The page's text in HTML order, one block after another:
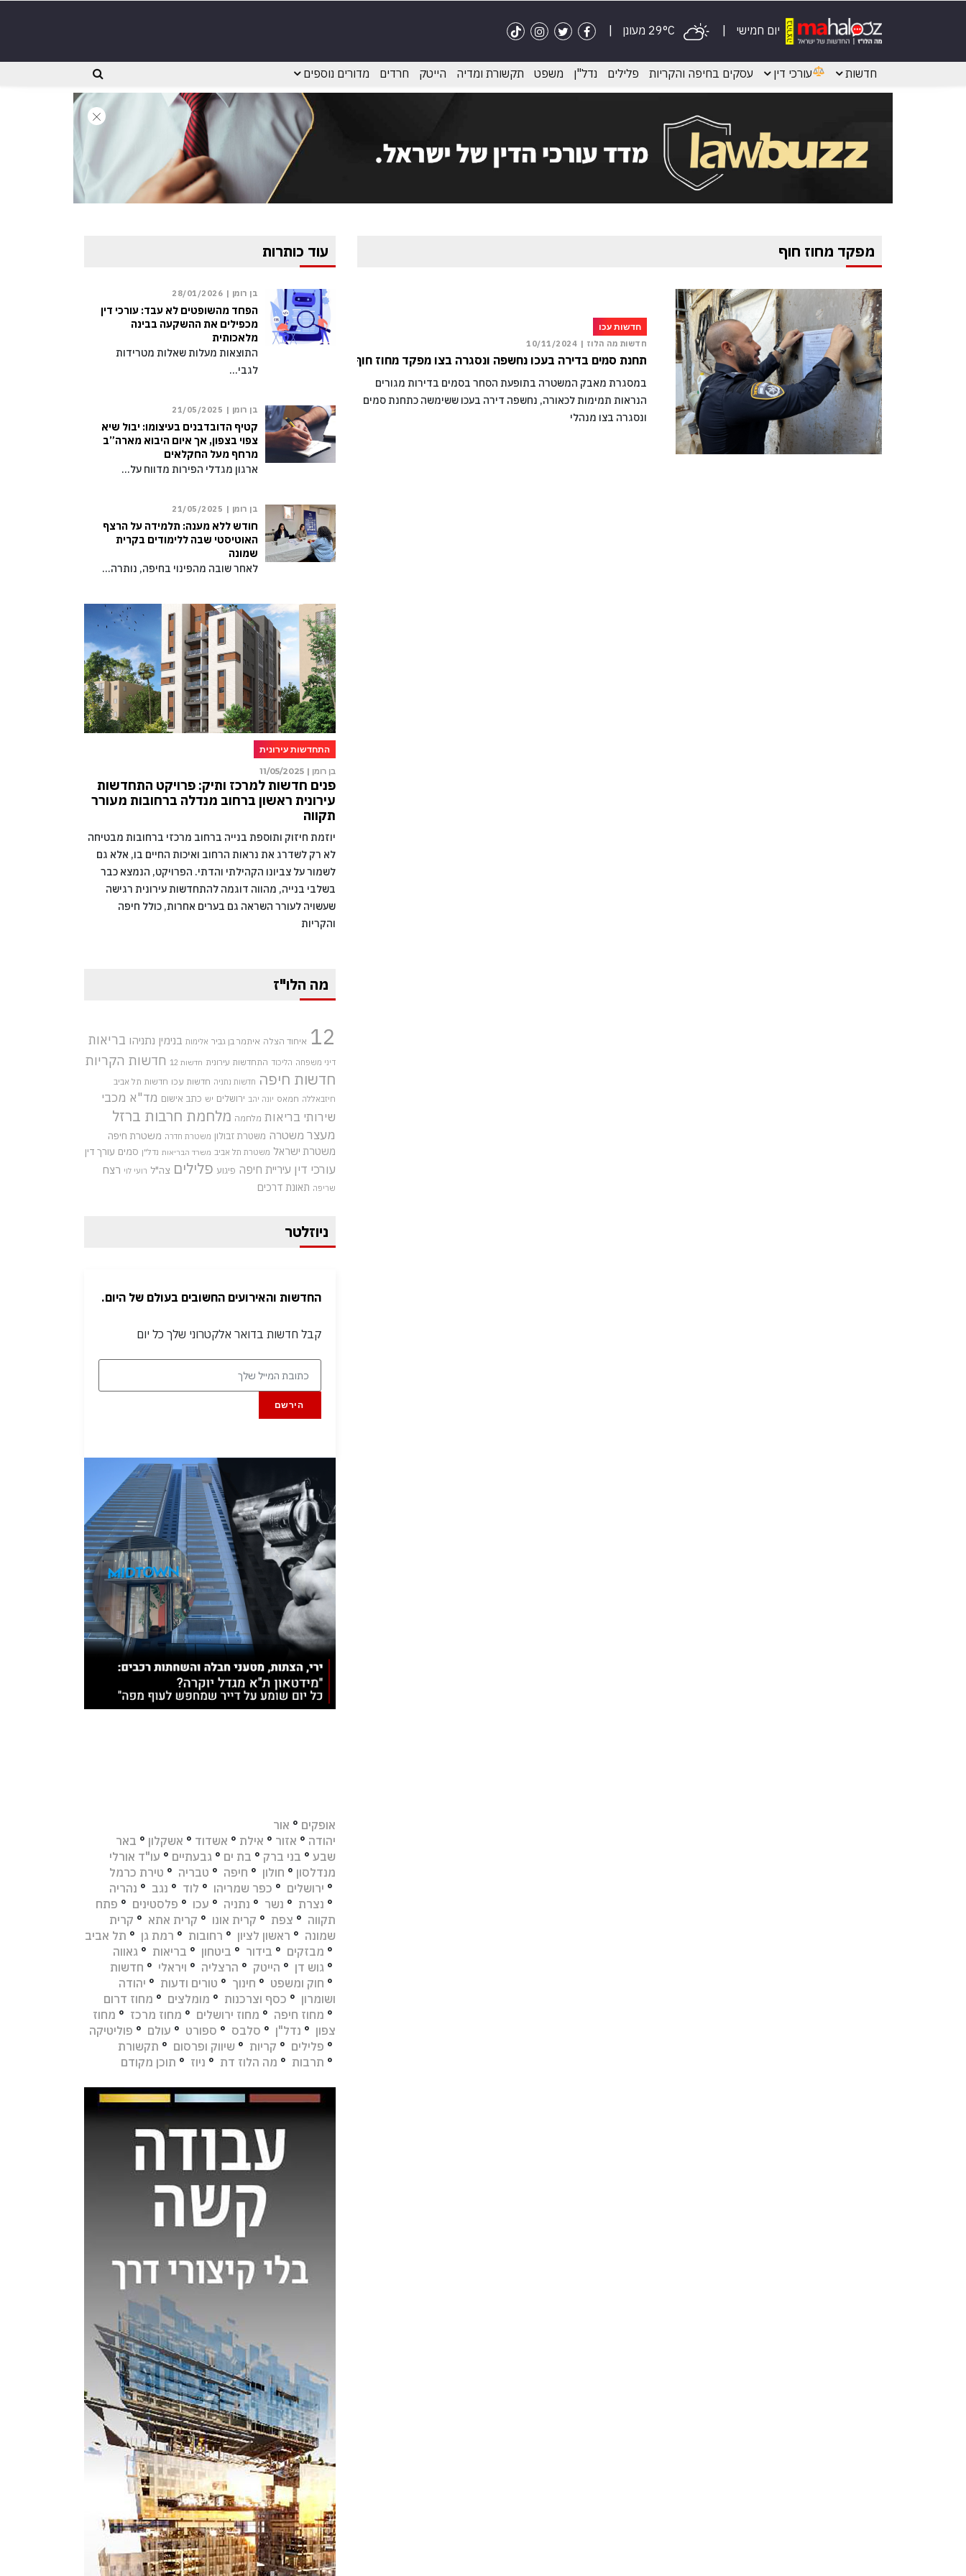
יום חמישי
חדשות עורכי דין עסקים בחיפה והקריות פלילים נדל"ן משפט תקשורת ומדיה הייטק חרדים מדורים נוספים
מפקד מחוז חוף
חדשות עכו
חדשות מה הלוז | 10/11/2024
תחנת סמים בדירה בעכו נחשפה ונסגרה בצו מפקד מחוז חוף
במסגרת מאבק המשטרה בתופעת הסחר בסמים בדירות מגורים
הנראות תמימות לכאורה, נחשפה דירה בעכו ששימשה כתחנת סמים
ונסגרה בצו מנהלי
עוד כותרות
בן רומן | 28/01/2026
הפחד מהשופטים לא עבד: עורכי דין
מכפילים את ההשקעה בבינה
מלאכותית
התוצאות מעלות שאלות מטרידות
לגבי…
בן רומן | 21/05/2025
קטיף הדובדבנים בעיצומו: יבול שיא
צפוי בצפון, אך איום היבוא מארה”ב
מרחף מעל החקלאים
ארגון מגדלי הפירות מדווח על…
בן רומן | 21/05/2025
חודש ללא מענה: תלמידה על הרצף
האוטיסטי שבה ללימודים בקרית
שמונה
לאחר שובה מהפינוי בחיפה, נותרה…
התחדשות עירונית
בן רומן | 11/05/2025
פנים חדשות למרכז ותיק: פרויקט התחדשות
עירונית ראשון ברחוב מנדלה ברחובות מעורר
תקווה
יוזמת חיזוק ותוספת בנייה ברחוב מרכזי ברחובות מבטיחה
לא רק לשדרג את נראות הרחוב ואיכות החיים בו, אלא גם
לשמור על צביונו הקהילתי והדתי. הפרויקט, הנמצא כבר
בשלבי בנייה, מהווה דוגמה להתחדשות עירונית רגישה
שעשויה לעורר השראה גם בערים אחרות, כולל חיפה
והקריות
מה הלו"ז
12 איחוד הצלה איתמר בן גביר אלימות בנימין נתניהו בריאות
דיני משפחה הליכוד התחדשות עירונית חדשות 12 חדשות הקריות
חדשות חיפה חדשות נתניה חדשות עכו חדשות תל אביב
חיזבאללה חמאס יונה יהב ירושלים יש כתב אישום מד"א מכבי
שירותי בריאות מלחמה מלחמת חרבות ברזל
מעצר משטרה משטרת זבולון משטרת חדרה משטרת חיפה
משטרת ישראל משטרת תל אביב משרד הבריאות נדל"ן סמים עורך דין
עורכי דין עיריית חיפה פיגוע פלילים צה"ל רועי לוי רצח
שריפה תאונת דרכים
ניוזלטר
החדשות והאירועים החשובים בעולם של היום.
קבל חדשות בדואר אלקטרוני שלך כל יום
הירשם
אופקים ° אור
יהודה ° אזור ° אילת ° אשדוד ° אשקלון ° באר
שבע ° בני ברק ° בת ים ° גבעתיים ° עו"ד אורלי
מנדלסון ° חולון ° חיפה ° טבריה ° טירת כרמל
° ירושלים ° כפר שמריהו ° לוד ° נגב ° נהריה
° נצרת ° נשר ° נתניה ° עכו ° פלסטינים ° פתח
תקווה ° צפת ° קרית אונו ° קרית אתא ° קרית
שמונה ° ראשון לציון ° רחובות ° רמת גן ° תל אביב
° מבזקים ° בידור ° ביטחון ° בריאות ° גאווה
° גוש דן ° הייטק ° הרצליה ° ויראלי ° חדשות
° חוק ומשפט ° חינוך ° טורים ודעות ° יהודה
ושומרון ° כסף וצרכנות ° מומלצים ° מחוז דרום
° מחוז חיפה ° מחוז ירושלים ° מחוז מרכז ° מחוז
צפון ° נדל"ן ° סלבס ° ספורט ° עולם ° פוליטיקה
° פלילים ° קריות ° שיווק ופרסום ° תקשורת
° תרבות ° מה הלוז דת ° ניוז ° תוכן מקודם